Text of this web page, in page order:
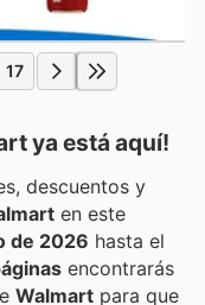
17
ya está aquí!
descuentos y
en este
de 2026 hasta el
encontrarás
Walmart para que